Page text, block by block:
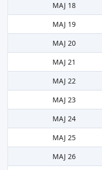
MAJ 18
MAJ 19
MAJ 20
MAJ 21
MAJ 22
MAJ 23
MAJ 24
MAJ 25
MAJ 26